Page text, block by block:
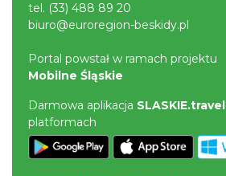
tel. (33) 488 89 20
biuro@euroregion-beskidy.pl
Portal powstał w ramach projektu
Mobilne Śląskie
Darmowa aplikacja SLASKIE.travel
platformach